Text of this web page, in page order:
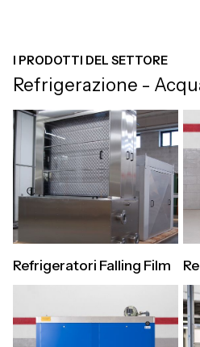
I PRODOTTI DEL SETTORE
Refrigerazione -
Refrigeratori Falling Film